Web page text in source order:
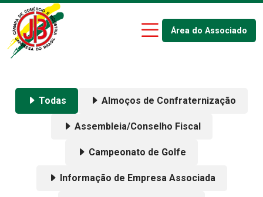
Área do Associado
Todas Almoços de Confraternização
Assembleia/Conselho Fiscal
Campeonato de Golfe
Informação de Empresa Associada